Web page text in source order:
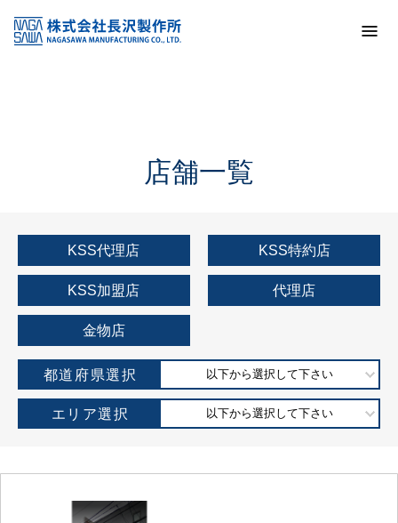
KSS加盟店・取扱店情報
店舗一覧
店舗一覧
KSS代理店 KSS特約店
KSS加盟店 代理店
金物店
都道府県選択 以下から選択して下さい
エリア選択 以下から選択して下さい